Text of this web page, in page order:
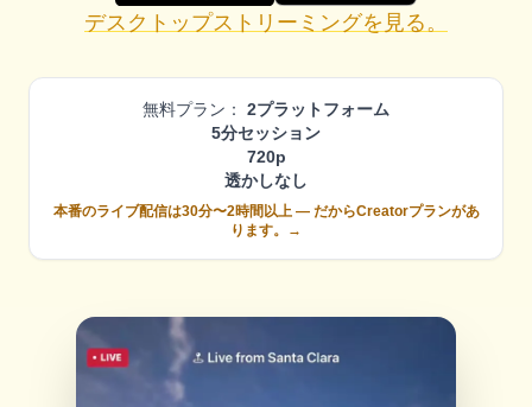
デスクトップストリーミングを見る。
無料プラン：
2プラットフォーム
5分セッション
720p
透かしなし
本番のライブ配信は30分〜2時間以上 — だからCreatorプランがあ
ります。→